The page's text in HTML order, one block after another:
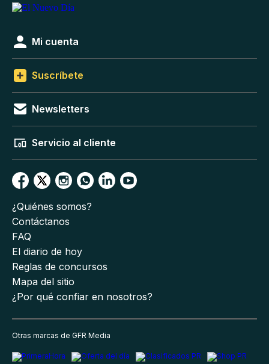
Mi cuenta
Suscríbete
Newsletters
Servicio al cliente
¿Quiénes somos?
Contáctanos
FAQ
El diario de hoy
Reglas de concursos
Mapa del sitio
¿Por qué confiar en nosotros?
Otras marcas de GFR Media